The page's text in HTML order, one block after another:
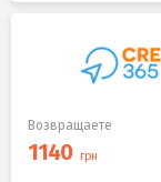
Возвращаете